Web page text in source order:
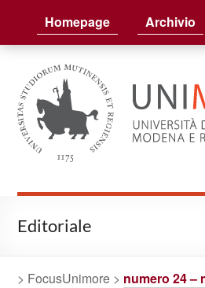
FocusUnimore
Homepage Archivio
Editoriale
> FocusUnimore > numero 24 –